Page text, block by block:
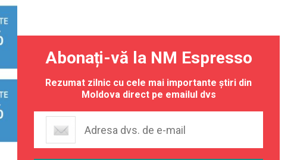
Abonați-vă la NM Espresso
Rezumat zilnic cu cele mai importante știri din
Moldova direct pe emailul dvs